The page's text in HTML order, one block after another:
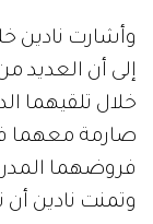
وأشارت نادين
إلى أن العديد
خلال تلقيهما
صارمة معهما
فروضهما
وتمنت نادين أن